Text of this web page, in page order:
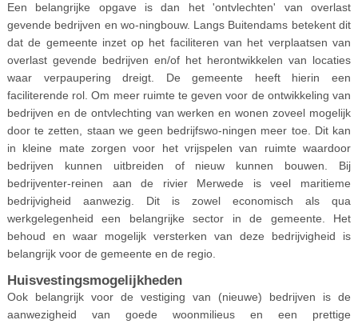
Een belangrijke opgave is dan het 'ontvlechten' van overlast
gevende bedrijven en wo-ningbouw. Langs Buitendams betekent dit
dat de gemeente inzet op het faciliteren van het verplaatsen van
overlast gevende bedrijven en/of het herontwikkelen van locaties
waar verpaupering dreigt. De gemeente heeft hierin een
faciliterende rol. Om meer ruimte te geven voor de ontwikkeling van
bedrijven en de ontvlechting van werken en wonen zoveel mogelijk
door te zetten, staan we geen bedrijfswo-ningen meer toe. Dit kan
in kleine mate zorgen voor het vrijspelen van ruimte waardoor
bedrijven kunnen uitbreiden of nieuw kunnen bouwen. Bij
bedrijventer-reinen aan de rivier Merwede is veel maritieme
bedrijvigheid aanwezig. Dit is zowel economisch als qua
werkgelegenheid een belangrijke sector in de gemeente. Het
behoud en waar mogelijk versterken van deze bedrijvigheid is
belangrijk voor de gemeente en de regio.
Huisvestingsmogelijkheden
Ook belangrijk voor de vestiging van (nieuwe) bedrijven is de
aanwezigheid van goede woonmilieus en een prettige